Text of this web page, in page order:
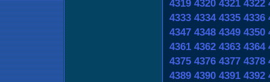
4319 4320 4321 4322
4333 4334 4335 4336
4347 4348 4349 4350
4361 4362 4363 4364
4375 4376 4377 4378
4389 4390 4391 4392